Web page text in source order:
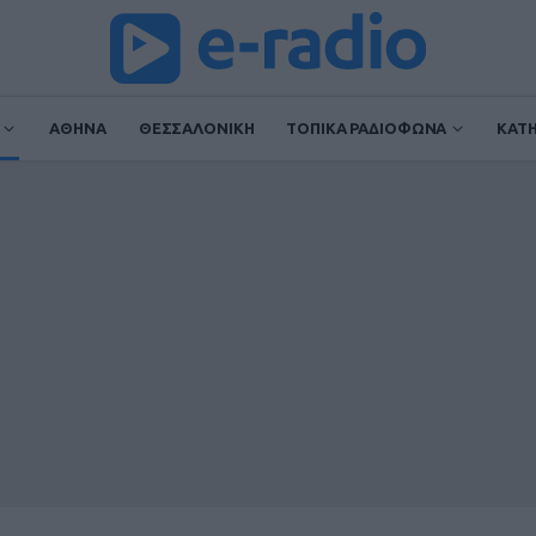
ΑΘΗΝΑ ΘΕΣΣΑΛΟΝΙΚΗ ΤΟΠΙΚΑ ΡΑΔΙΟΦΩΝΑ